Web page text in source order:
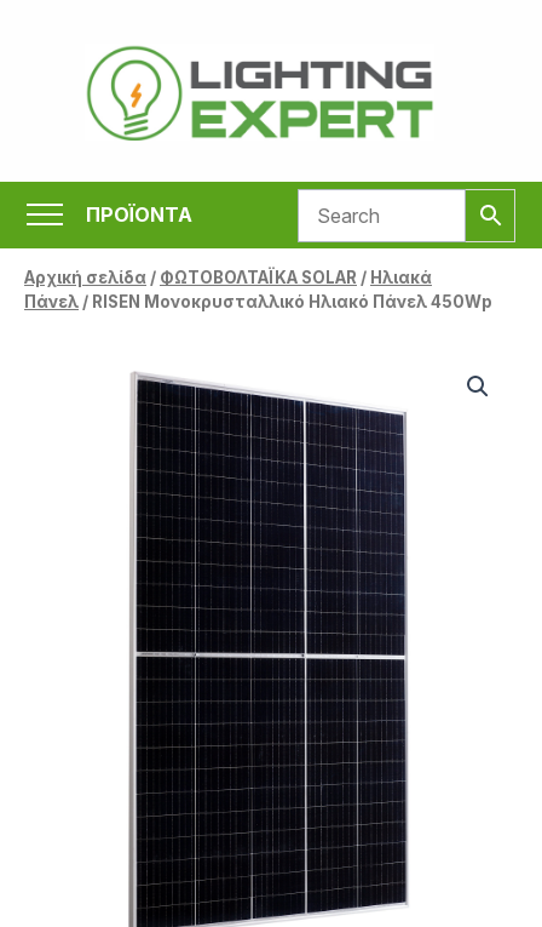
περιεχόμενο
ΠΡΟΪΟΝΤΑ
Αρχική σελίδα/ ΦΩΤΟΒΟΛΤΑΪΚΑ SOLAR / Ηλιακά
Πάνελ/ RISEN Μονοκρυσταλλικό Ηλιακό Πάνελ 450Wp